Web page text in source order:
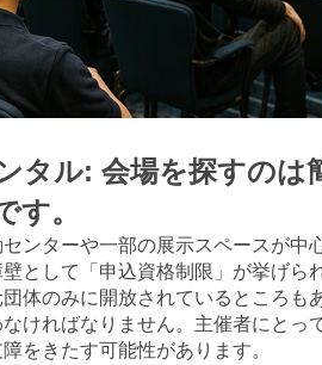
タル: 会場を探すのは
す。
ンターや一部の展示スペースが中
として「申込資格制限」が挙げら
体のみに開放されているところも
ければなりません。主催者にとっ
をきたす可能性があります。